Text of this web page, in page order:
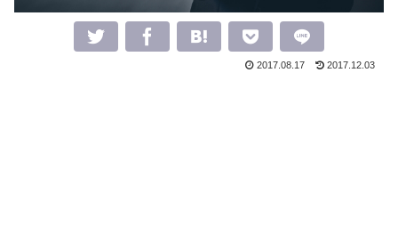
2017.08.17 2017.12.03